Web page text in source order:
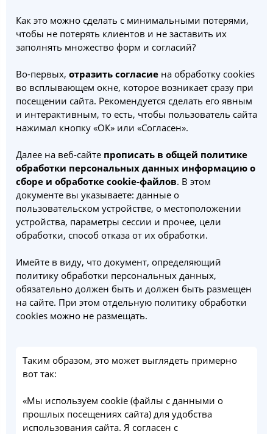
Как это можно сделать с минимальными потерями,
чтобы не потерять клиентов и не заставить их
заполнять множество форм и согласий?
Во-первых, отразить согласие на обработку cookies
во всплывающем окне, которое возникает сразу при
посещении сайта. Рекомендуется сделать его явным
и интерактивным, то есть, чтобы пользователь сайта
нажимал кнопку «ОК» или «Согласен».
Далее на веб-сайте прописать в общей политике
обработки персональных данных информацию о
сборе и обработке cookie-файлов. В этом
документе вы указываете: данные о
пользовательском устройстве, о местоположении
устройства, параметры сессии и прочее, цели
обработки, способ отказа от их обработки.
Имейте в виду, что документ, определяющий
политику обработки персональных данных,
обязательно должен быть и должен быть размещен
на сайте. При этом отдельную политику обработки
cookies можно не размещать.
Таким образом, это может выглядеть примерно
вот так:
«Мы используем cookie (файлы с данными о
прошлых посещениях сайта) для удобства
использования сайта. Я согласен с